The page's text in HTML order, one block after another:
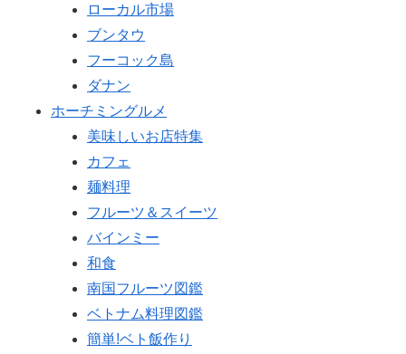
ローカル市場
ブンタウ
フーコック島
ダナン
ホーチミングルメ
美味しいお店特集
カフェ
麺料理
フルーツ＆スイーツ
バインミー
和食
南国フルーツ図鑑
ベトナム料理図鑑
簡単!ベト飯作り